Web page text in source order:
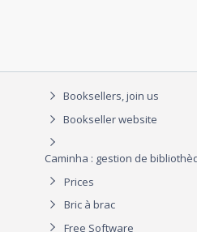
Booksellers, join us
Bookseller website
Caminha : gestion de
Prices
Bric à brac
Free Software